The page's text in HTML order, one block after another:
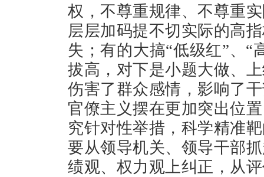
权，不尊重规律、不尊重
层层加码提不切实际的高
失；有的大搞“低级红”、“
拔高，对下是小题大做、
伤害了群众感情，影响了
官僚主义摆在更加突出位
究针对性举措，科学精准
要从领导机关、领导干部
绩观、权力观上纠正，从